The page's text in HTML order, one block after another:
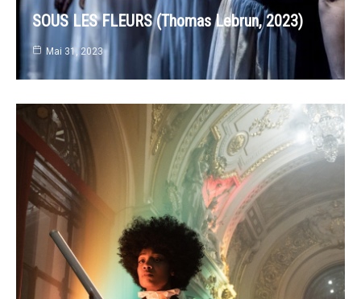
SOUS LES FLEURS (Thomas Lebrun, 2023)
Mai 31, 2023